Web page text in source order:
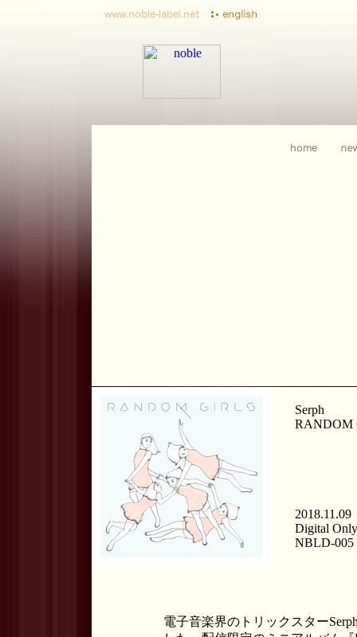
Serph
RANDOM
2018.11.09
Digital Only
NBLD-005
電子音楽界のトリックスター